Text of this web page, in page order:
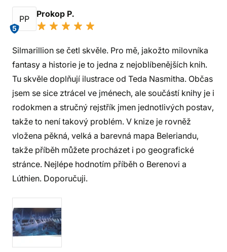
PP
5
Prokop P.
Silmarillion se četl skvěle. Pro mě, jakožto milovníka
fantasy a historie je to jedna z nejoblíbenějších knih.
Tu skvěle doplňují ilustrace od Teda Nasmitha. Občas
jsem se sice ztrácel ve jménech, ale součástí knihy je i
rodokmen a stručný rejstřík jmen jednotlivých postav,
takže to není takový problém. V knize je rovněž
vložena pěkná, velká a barevná mapa Beleriandu,
takže příběh můžete procházet i po geografické
stránce. Nejlépe hodnotím příběh o Berenovi a
Lúthien. Doporučuji.